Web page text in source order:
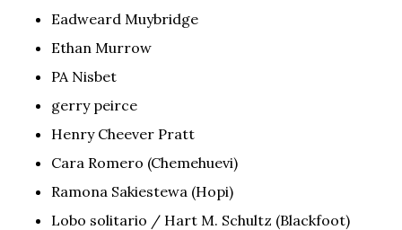
Eadweard Muybridge
Ethan Murrow
PA Nisbet
gerry peirce
Henry Cheever Pratt
Cara Romero (Chemehuevi)
Ramona Sakiestewa (Hopi)
Lobo solitario / Hart M. Schultz (Blackfoot)